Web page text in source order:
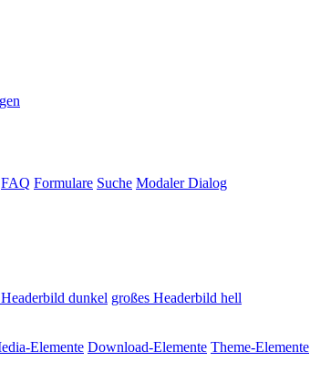
FAQ Formulare Suche Modaler Dialog
dunkel großes Headerbild hell
Elemente Download-Elemente Theme-Elemente